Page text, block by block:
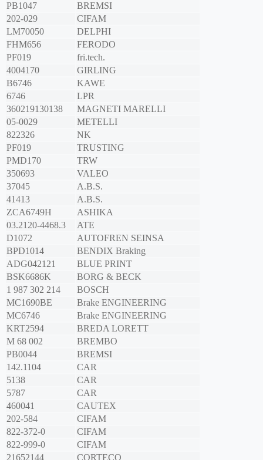
PB1047
BREMSI
202-029
CIFAM
LM70050
DELPHI
FHM656
FERODO
PF019
fri.tech.
4004170
GIRLING
B6746
KAWE
6746
LPR
360219130138
MAGNETI MARELLI
05-0029
METELLI
822326
NK
PF019
TRUSTING
PMD170
TRW
350693
VALEO
37045
A.B.S.
41413
A.B.S.
ZCA6749H
ASHIKA
03.2120-4468.3
ATE
D1072
AUTOFREN SEINSA
BPD1014
BENDIX Braking
ADG042121
BLUE PRINT
BSK6686K
BORG & BECK
1 987 302 214
BOSCH
MC1690BE
Brake ENGINEERING
MC6746
Brake ENGINEERING
KRT2594
BREDA LORETT
M 68 002
BREMBO
PB0044
BREMSI
142.1104
CAR
5138
CAR
5787
CAR
460041
CAUTEX
202-584
CIFAM
822-372-0
CIFAM
822-999-0
CIFAM
21652144
CORTECO